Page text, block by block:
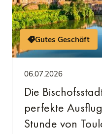
Gutes Geschäft
06.07.2026
Die
perfekte
Stunde von